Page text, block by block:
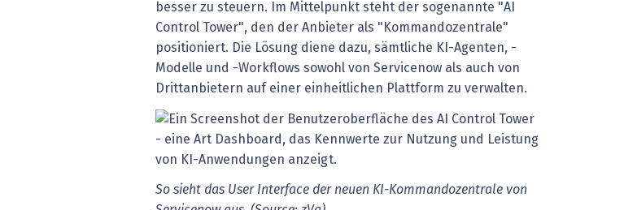
besser zu steuern. Im Mittelpunkt steht der sogenannte "AI
Control Tower", den der Anbieter als "Kommandozentrale"
positioniert. Die Lösung diene dazu, sämtliche KI-Agenten, -
Modelle und -Workflows sowohl von Servicenow als auch von
Drittanbietern auf einer einheitlichen Plattform zu verwalten.
So sieht das User Interface der neuen KI-Kommandozentrale von